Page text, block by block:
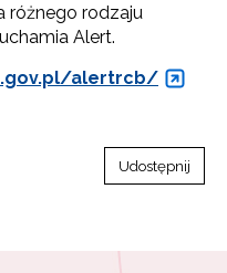
różnego rodzaju
Alert.
alertrcb/
Udostępnij